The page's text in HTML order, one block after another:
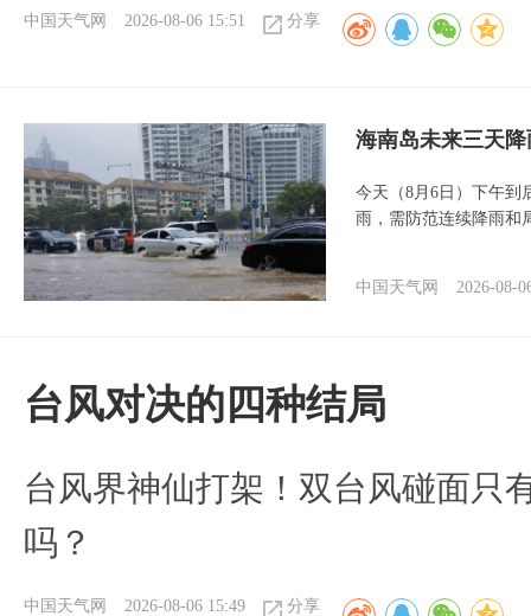
中国天气网 2026-08-06 15:51 分享
海南岛未来三天
今天（8月6日）下午到
雨，需防范连续降雨和
中国天气网 2026-08-
台风对决的四种结局
台风界神仙打架！双台风碰面只
吗？
中国天气网 2026-08-06 15:49 分享